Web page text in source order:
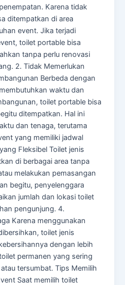
Karena tidak
ditempatkan di area
event. Jika terjadi
toilet portable bisa
tanpa perlu renovasi
2. Tidak Memerlukan
Berbeda dengan
waktu dan
toilet portable bisa
ditempatkan. Hal ini
dan tenaga, terutama
yang memiliki jadwal
Fleksibel Toilet jenis
di berbagai area tanpa
melakukan pemasangan
begitu, penyelenggara
jumlah dan lokasi toilet
pengunjung. 4.
Karena menggunakan
toilet jenis
dengan lebih
permanen yang sering
tersumbat. Tips Memilih
Saat memilih toilet